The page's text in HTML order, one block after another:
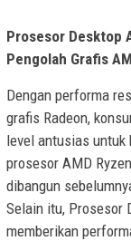
Prosesor Desktop
Pengolah Grafis
Dengan performa
grafis Radeon,
level antusias untuk
prosesor AMD
dibangun
Selain itu, Prosesor
memberikan